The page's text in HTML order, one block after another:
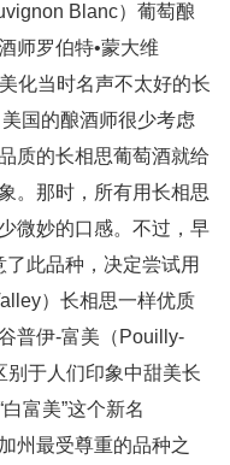
Blanc）葡萄酿
师罗伯特•蒙大维
化当时名声不太好的长
国的酿酒师很少考虑
质的长相思葡萄酒就给
。那时，所有用长相思
微妙的口感。不过，早
此品种，决定尝试用
）长相思一样优质
普伊-富美（Pouilly-
别于人们印象中甜美长
富美”这个新名
最受尊重的品种之